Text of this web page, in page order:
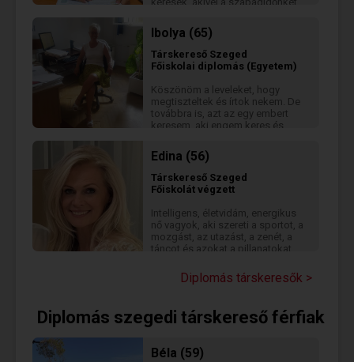
Ibolya (65)
Társkereső Szeged
Főiskolai diplomás (Egyetem)
Köszönöm a leveleket, hogy
megtiszteltek és írtok nekem. De
továbbra is, azt az egy embert
keresem, aki engem keres és
meg van a szimpátia. Én minden
reggel úgy ébredek, hogy hálát
adok a sorsnak hogy megértem
ennyi szép évet egészségesen.
Nem kergetek hiú reményeket,
egy egyszerű intelligens normális
ember vagyok. Ha a sors nekem
szánt valakit boldog leszek, ha
nem azt is elfogadom. Pozitív
fiatalabb barátot nem keresek,
Edina (56)
Társkereső Szeged
Főiskolát végzett
Intelligens, életvidám, energikus
nő vagyok, aki szereti a sportot, a
mozgást, az utazást, a zenét, a
táncot és azokat a pillanatokat,
Szeretek nevetni, felfedezni új
helyeket, és elveszni egy igazán
számomra az önismeret és a
belső fejlődés, ugyanakkor
kommunikációt, az őszinteséget
Diplomás társkeresők >
Diplomás szegedi társkereső férfiak
Béla (59)